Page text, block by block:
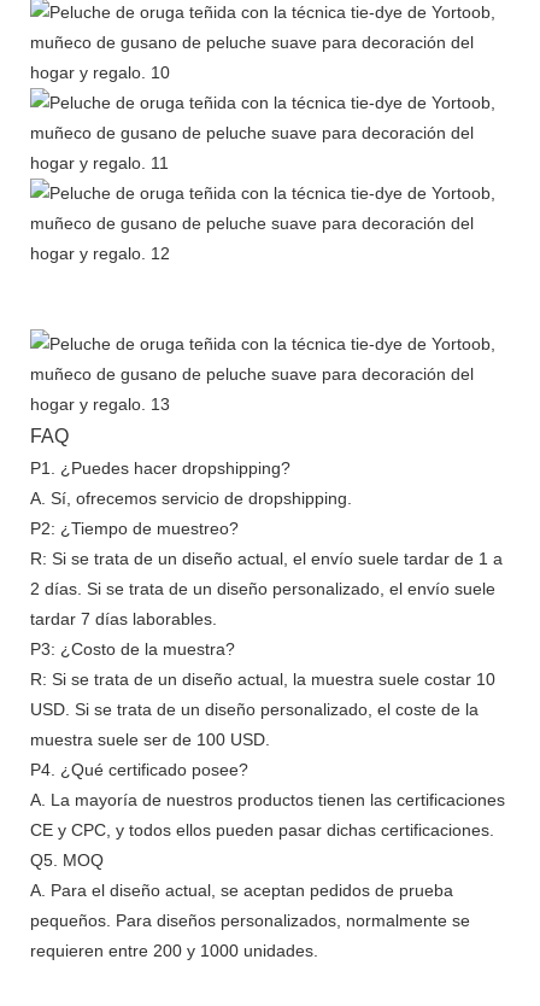
FAQ
P1. ¿Puedes hacer dropshipping?
A. Sí, ofrecemos servicio de dropshipping.
P2: ¿Tiempo de muestreo?
R: Si se trata de un diseño actual, el envío suele tardar de 1 a
2 días. Si se trata de un diseño personalizado, el envío suele
tardar 7 días laborables.
P3: ¿Costo de la muestra?
R: Si se trata de un diseño actual, la muestra suele costar 10
USD. Si se trata de un diseño personalizado, el coste de la
muestra suele ser de 100 USD.
P4. ¿Qué certificado posee?
A. La mayoría de nuestros productos tienen las certificaciones
CE y CPC, y todos ellos pueden pasar dichas certificaciones.
Q5. MOQ
A. Para el diseño actual, se aceptan pedidos de prueba
pequeños. Para diseños personalizados, normalmente se
requieren entre 200 y 1000 unidades.